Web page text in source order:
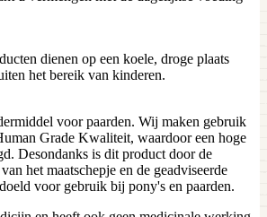
dienen op een koele, droge plaats
het bereik van kinderen.
voor paarden. Wij maken gebruik
Grade Kwaliteit, waardoor een hoge
Desondanks is dit product door de
het maatschepje en de geadviseerde
voor gebruik bij pony's en paarden.